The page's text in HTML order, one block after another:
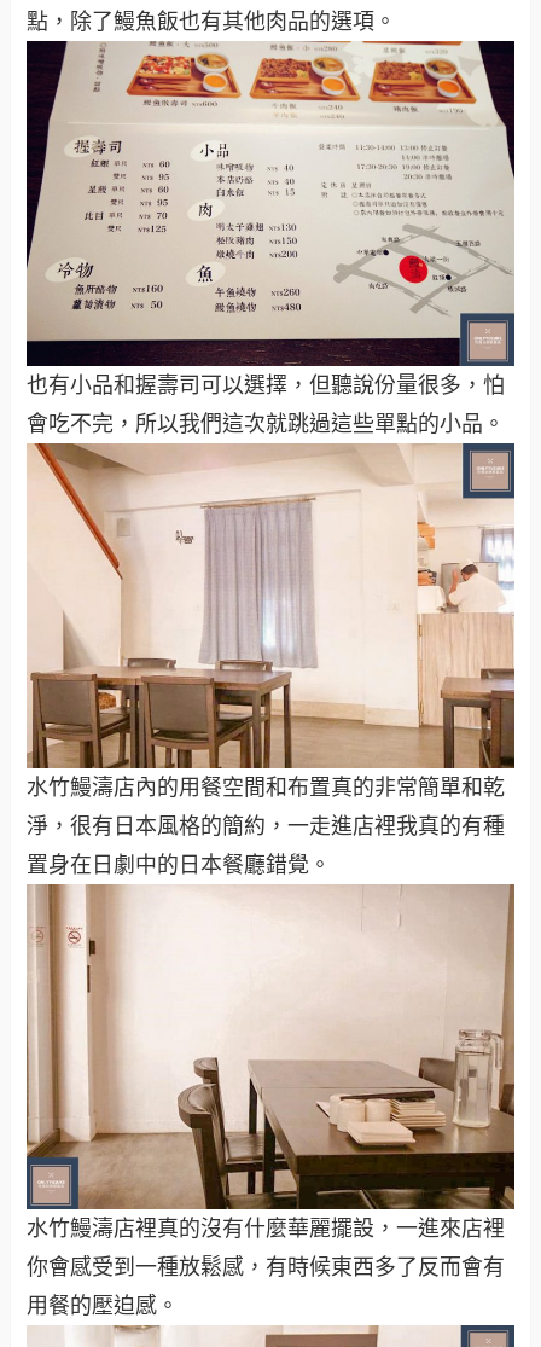
點，除了鰻魚飯也有其他肉品的選項。
也有小品和握壽司可以選擇，但聽說份量很多，怕
會吃不完，所以我們這次就跳過這些單點的小品。
水竹鰻濤店內的用餐空間和布置真的非常簡單和乾
淨，很有日本風格的簡約，一走進店裡我真的有種
置身在日劇中的日本餐廳錯覺。
水竹鰻濤店裡真的沒有什麼華麗擺設，一進來店裡
你會感受到一種放鬆感，有時候東西多了反而會有
用餐的壓迫感。